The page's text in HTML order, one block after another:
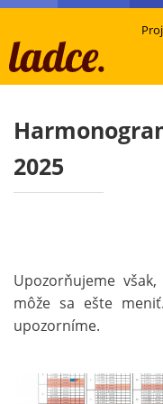
2025
Upozorňujeme
môže sa ešte
upozorníme.